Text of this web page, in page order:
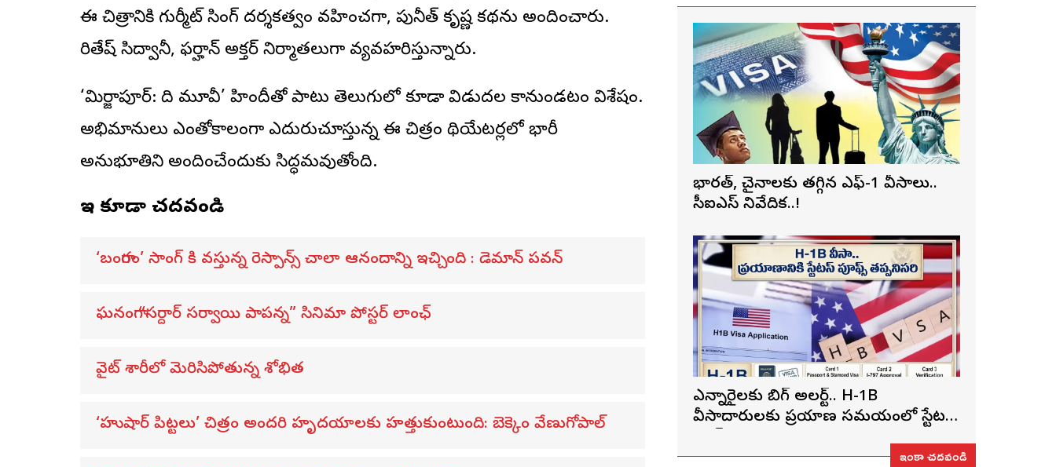
ఈ చిత్రానికి గుర్మీట్ సింగ్ దర్శకత్వం వహించగా, పునీత్ కృష్ణ కథను అందించారు.
రితేష్ సిద్వానీ, ఫర్హాన్ అక్తర్ నిర్మాతలుగా వ్యవహరిస్తున్నారు.
‘మిర్జాపూర్: ది మూవీ’ హిందీతో పాటు తెలుగులో కూడా విడుదల కానుండటం విశేషం.
అభిమానులు ఎంతోకాలంగా ఎదురుచూస్తున్న ఈ చిత్రం థియేటర్లలో భారీ
అనుభూతిని అందించేందుకు సిద్ధమవుతోంది.
ఇవి కూడా చదవండి
‘బంగారం’ సాంగ్ కి వస్తున్న రెస్పాన్స్ చాలా ఆనందాన్ని ఇచ్చింది : డెమాన్ పవన్
ఘనంగా “సర్దార్ సర్వాయి పాపన్న” సినిమా పోస్టర్ లాంఛ్
వైట్ శారీలో మెరిసిపోతున్న శోభిత
‘హుషార్‌ పిట్టలు’ చిత్రం అందరి హృదయాలకు హత్తుకుంటుంది: బెక్కెం వేణుగోపాల్‌
భారత్, చైనాలకు తగ్గిన ఎఫ్-1 వీసాలు..
సీఐఎస్ నివేదిక..!
ఎన్నారైలకు బిగ్ అలర్ట్.. H-1B
వీసాదారులకు ప్రయాణ సమయంలో స్టేటస్
ఇంకా చదవండి